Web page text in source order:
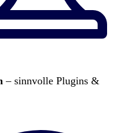
– sinnvolle Plugins &